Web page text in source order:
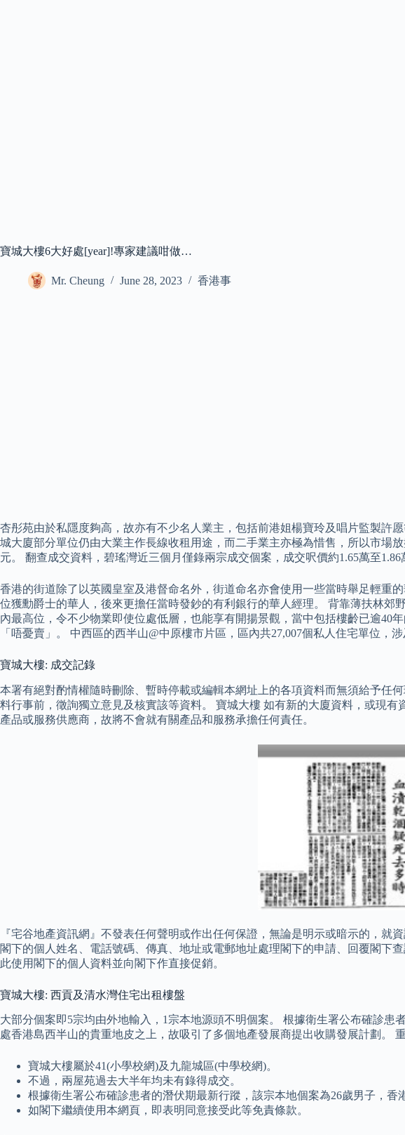
寶城大樓6大好處[year]!專家建議咁做…
Mr. Cheung June 28, 2023 香港事
杏彤苑由於私隱度夠高，故亦有不少名人業主，包括前港姐楊寶玲及唱片監製許
城大廈部分單位仍由大業主作長線收租用途，而二手業主亦極為惜售，所以市場
元。 翻查成交資料，碧瑤灣近三個月僅錄兩宗成交個案，成交呎價約1.65萬至
香港的街道除了以英國皇室及港督命名外，街道命名亦會使用一些當時舉足輕重
位獲勳爵士的華人，後來更擔任當時發鈔的有利銀行的華人經理。 背靠薄扶林
內最高位，令不少物業即使位處低層，也能享有開揚景觀，當中包括樓齡已逾40
「唔憂賣」。 中西區的西半山@中原樓市片區，區內共27,007個私人住宅單位，
寶城大樓: 成交記錄
本署有絕對酌情權隨時刪除、暫時停載或編輯本網址上的各項資料而無須給予任
料行事前，徵詢獨立意見及核實該等資料。 寶城大樓 如有新的大廈資料，或現
產品或服務供應商，故將不會就有關產品和服務承擔任何責任。
『宅谷地產資訊網』不發表任何聲明或作出任何保證，無論是明示或暗示的，
閣下的個人姓名、電話號碼、傳真、地址或電郵地址處理閣下的申請、回覆閣下
此使用閣下的個人資料並向閣下作直接促銷。
寶城大樓: 西貢及清水灣住宅出租樓盤
大部分個案即5宗均由外地輸入，1宗本地源頭不明個案。 根據衛生署公布確診
處香港島西半山的貴重地皮之上，故吸引了多個地產發展商提出收購發展計劃。
寶城大樓屬於41(小學校網)及九龍城區(中學校網)。
不過，兩屋苑過去大半年均未有錄得成交。
根據衛生署公布確診患者的潛伏期最新行蹤，該宗本地個案為26歲男子，香
如閣下繼續使用本網頁，即表明同意接受此等免責條款。